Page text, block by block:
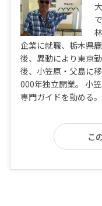
企業に就職、栃木県
後、異動により東京
後、小笠原・父島に
000年独立開業。 小
専門ガイドを勤める。
こ